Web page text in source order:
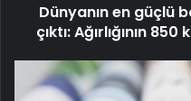
Dünyanın en güçlü
çıktı: Ağırlığının